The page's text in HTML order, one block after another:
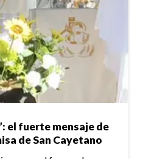
el fuerte mensaje de
de San Cayetano